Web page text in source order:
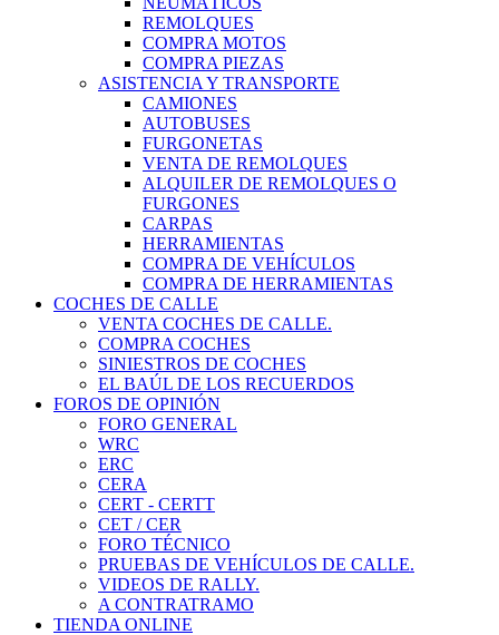
REMOLQUES
COMPRA MOTOS
COMPRA PIEZAS
ASISTENCIA Y TRANSPORTE
CAMIONES
AUTOBUSES
FURGONETAS
VENTA DE REMOLQUES
ALQUILER DE REMOLQUES O
FURGONES
CARPAS
HERRAMIENTAS
COMPRA DE VEHÍCULOS
COMPRA DE HERRAMIENTAS
COCHES DE CALLE
VENTA COCHES DE CALLE.
COMPRA COCHES
SINIESTROS DE COCHES
EL BAÚL DE LOS RECUERDOS
FOROS DE OPINIÓN
FORO GENERAL
WRC
ERC
CERA
CERT - CERTT
CET / CER
FORO TÉCNICO
PRUEBAS DE VEHÍCULOS DE CALLE.
VIDEOS DE RALLY.
A CONTRATRAMO
TIENDA ONLINE